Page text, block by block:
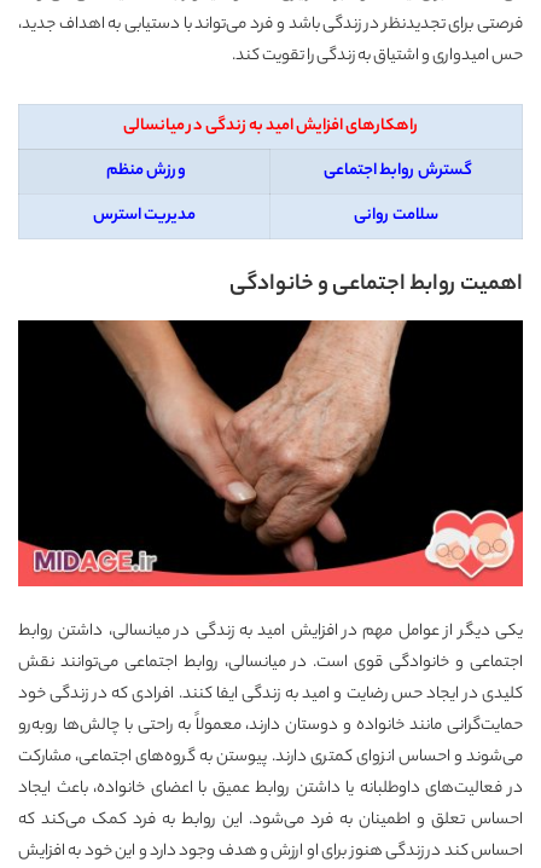
فرصتی برای تجدیدنظر در زندگی باشد و فرد می‌تواند با دستیابی به اهداف جدید،
حس امیدواری و اشتیاق به زندگی را تقویت کند.
راهکارهای افزایش امید به زندگی در میانسالی
گسترش روابط اجتماعی
ورزش منظم
سلامت روانی
مدیریت استرس
اهمیت روابط اجتماعی و خانوادگی
یکی دیگر از عوامل مهم در افزایش امید به زندگی در میانسالی، داشتن روابط
اجتماعی و خانوادگی قوی است. در میانسالی، روابط اجتماعی می‌توانند نقش
کلیدی در ایجاد حس رضایت و امید به زندگی ایفا کنند. افرادی که در زندگی خود
حمایت‌گرانی مانند خانواده و دوستان دارند، معمولاً به راحتی با چالش‌ها روبه‌رو
می‌شوند و احساس انزوای کمتری دارند. پیوستن به گروه‌های اجتماعی، مشارکت
در فعالیت‌های داوطلبانه یا داشتن روابط عمیق با اعضای خانواده، باعث ایجاد
احساس تعلق و اطمینان به فرد می‌شود. این روابط به فرد کمک می‌کند که
احساس کند در زندگی هنوز برای او ارزش و هدف وجود دارد و این خود به افزایش